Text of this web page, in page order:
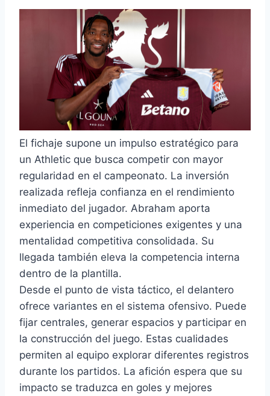
El fichaje supone un impulso estratégico para
un Athletic que busca competir con mayor
regularidad en el campeonato. La inversión
realizada refleja confianza en el rendimiento
inmediato del jugador. Abraham aporta
experiencia en competiciones exigentes y una
mentalidad competitiva consolidada. Su
llegada también eleva la competencia interna
dentro de la plantilla.
Desde el punto de vista táctico, el delantero
ofrece variantes en el sistema ofensivo. Puede
fijar centrales, generar espacios y participar en
la construcción del juego. Estas cualidades
permiten al equipo explorar diferentes registros
durante los partidos. La afición espera que su
impacto se traduzca en goles y mejores